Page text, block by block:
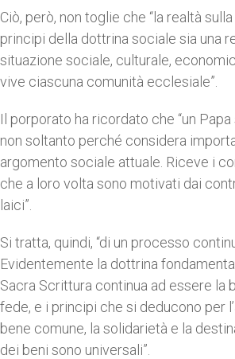
Ciò, però, non toglie che “la realtà
principi della dottrina sociale sia una
situazione sociale, culturale,
vive ciascuna comunità ecclesiale”.
Il porporato ha ricordato che “un
non soltanto perché considera
argomento sociale attuale. Riceve i
che a loro volta sono motivati dai
laici”.
Si tratta, quindi, “di un processo
Evidentemente la dottrina
Sacra Scrittura continua ad essere la
fede, e i principi che si deducono per
bene comune, la solidarietà e la
dei beni sono universali”.